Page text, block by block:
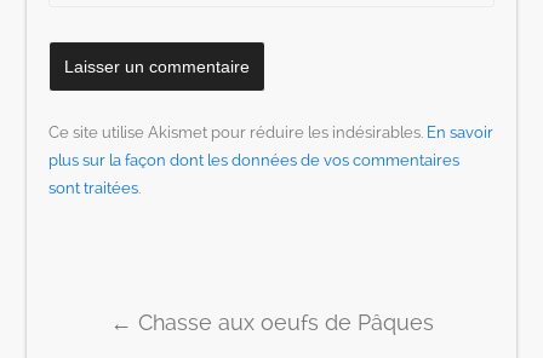
Ce site utilise Akismet pour réduire les indésirables. En savoir
plus sur la façon dont les données de vos commentaires
sont traitées.
Post navigation
← Chasse aux oeufs de Pâques